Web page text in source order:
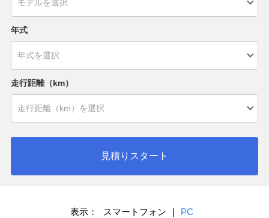
年式
走行距離（km）
見積りスタート
表示： スマートフォン | PC